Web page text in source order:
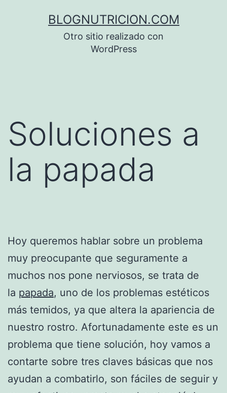
BLOGNUTRICION.COM
Otro sitio realizado con
WordPress
Soluciones a
la papada
Hoy queremos hablar sobre un problema
muy preocupante que seguramente a
muchos nos pone nerviosos, se trata de
la papada, uno de los problemas estéticos
más temidos, ya que altera la apariencia de
nuestro rostro. Afortunadamente este es un
problema que tiene solución, hoy vamos a
contarte sobre tres claves básicas que nos
ayudan a combatirlo, son fáciles de seguir y